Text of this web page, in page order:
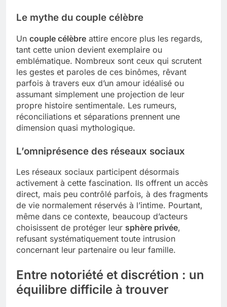
Le mythe du couple célèbre
Un couple célèbre attire encore plus les regards,
tant cette union devient exemplaire ou
emblématique. Nombreux sont ceux qui scrutent
les gestes et paroles de ces binômes, rêvant
parfois à travers eux d’un amour idéalisé ou
assumant simplement une projection de leur
propre histoire sentimentale. Les rumeurs,
réconciliations et séparations prennent une
dimension quasi mythologique.
L’omniprésence des réseaux sociaux
Les réseaux sociaux participent désormais
activement à cette fascination. Ils offrent un accès
direct, mais peu contrôlé parfois, à des fragments
de vie normalement réservés à l’intime. Pourtant,
même dans ce contexte, beaucoup d’acteurs
choisissent de protéger leur sphère privée,
refusant systématiquement toute intrusion
concernant leur partenaire ou leur famille.
Entre notoriété et discrétion : un
équilibre difficile à trouver